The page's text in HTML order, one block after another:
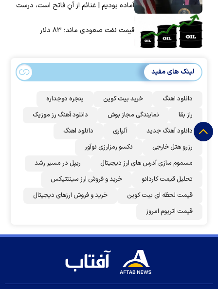
آماده بودیم | غنائم از آنِ فاتح است، درست
قیمت نفت صعودی ماند؛ ۸۳ دلار
لینک های مفید
دانلود اهنگ خرید بیت کوین
پنجره دوجداره
راز بقا
نمایندگی مجاز بوش
دانلود آهنگ رز‌ موزیک
دانلود آهنگ جدید
آلپاری
دانلود اهنگ
رزرو هتل خارجی
نکسو رمزارزی نوآور
مسموم سازی آدرس های ارز دیجیتال
ریپل در مسیر رشد
تحلیل قیمت کاردانو
خرید و فروش ارز سینتتیکس
قیمت لحظه ای بیت کوین
خرید و فروش ارزهای دیجیتال
قیمت اتریوم امروز